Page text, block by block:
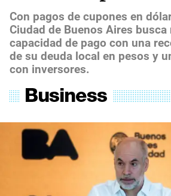
Con pagos de cupones en
Ciudad de Buenos Aires busca
capacidad de pago con una
de su deuda local en pesos y
con inversores.